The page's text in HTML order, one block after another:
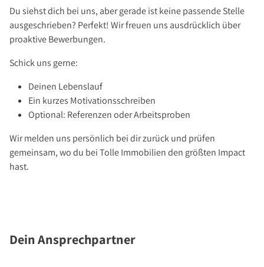
Du siehst dich bei uns, aber gerade ist keine passende Stelle
ausgeschrieben? Perfekt! Wir freuen uns ausdrücklich über
proaktive Bewerbungen.
Schick uns gerne:
Deinen Lebenslauf
Ein kurzes Motivationsschreiben
Optional: Referenzen oder Arbeitsproben
Wir melden uns persönlich bei dir zurück und prüfen
gemeinsam, wo du bei Tolle Immobilien den größten Impact
hast.
Dein Ansprechpartner